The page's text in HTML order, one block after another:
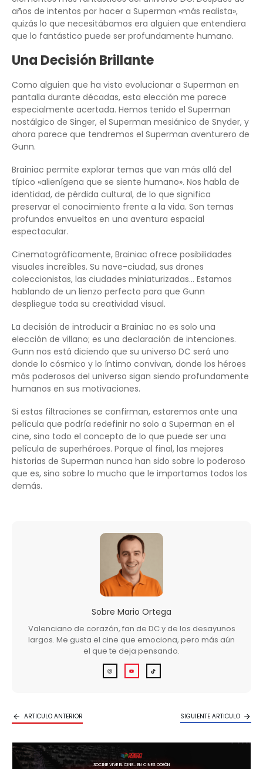
años de intentos por hacer a Superman «más realista»,
quizás lo que necesitábamos era alguien que entendiera
que lo fantástico puede ser profundamente humano.
Una Decisión Brillante
Como alguien que ha visto evolucionar a Superman en
pantalla durante décadas, esta elección me parece
especialmente acertada. Hemos tenido el Superman
nostálgico de Singer, el Superman mesiánico de Snyder, y
ahora parece que tendremos el Superman aventurero de
Gunn.
Brainiac permite explorar temas que van más allá del
típico «alienígena que se siente humano». Nos habla de
identidad, de pérdida cultural, de lo que significa
preservar el conocimiento frente a la vida. Son temas
profundos envueltos en una aventura espacial
espectacular.
Cinematográficamente, Brainiac ofrece posibilidades
visuales increíbles. Su nave-ciudad, sus drones
coleccionistas, las ciudades miniaturizadas… Estamos
hablando de un lienzo perfecto para que Gunn
despliegue toda su creatividad visual.
La decisión de introducir a Brainiac no es solo una
elección de villano; es una declaración de intenciones.
Gunn nos está diciendo que su universo DC será uno
donde lo cósmico y lo íntimo convivan, donde los héroes
más poderosos del universo sigan siendo profundamente
humanos en sus motivaciones.
Si estas filtraciones se confirman, estaremos ante una
película que podría redefinir no solo a Superman en el
cine, sino todo el concepto de lo que puede ser una
película de superhéroes. Porque al final, las mejores
historias de Superman nunca han sido sobre lo poderoso
que es, sino sobre lo mucho que le importamos todos los
demás.
Sobre Mario Ortega
Valenciano de corazón, fan de DC y de los desayunos
largos. Me gusta el cine que emociona, pero más aún
el que te deja pensando.
ARTICULO ANTERIOR SIGUIENTE ARTICULO
3DCINE VIVE EL CINE… EN CINES ODEÓN